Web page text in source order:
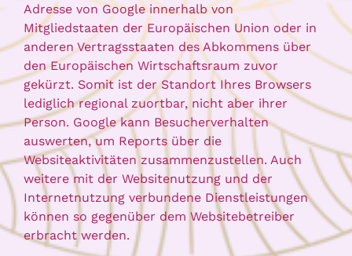
Adresse von Google innerhalb von
Mitgliedstaaten der Europäischen Union oder in
anderen Vertragsstaaten des Abkommens über
den Europäischen Wirtschaftsraum zuvor
gekürzt. Somit ist der Standort Ihres Browsers
lediglich regional zuortbar, nicht aber ihrer
Person. Google kann Besucherverhalten
auswerten, um Reports über die
Websiteaktivitäten zusammenzustellen. Auch
weitere mit der Websitenutzung und der
Internetnutzung verbundene Dienstleistungen
können so gegenüber dem Websitebetreiber
erbracht werden.